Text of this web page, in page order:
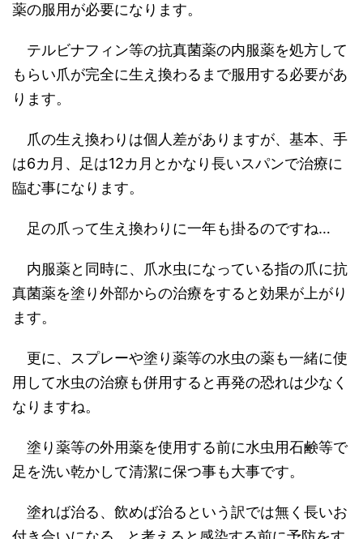
薬の服用が必要になります。
テルビナフィン等の抗真菌薬の内服薬を処方して
もらい爪が完全に生え換わるまで服用する必要があ
ります。
爪の生え換わりは個人差がありますが、基本、手
は6カ月、足は12カ月とかなり長いスパンで治療に
臨む事になります。
足の爪って生え換わりに一年も掛るのですね…
内服薬と同時に、爪水虫になっている指の爪に抗
真菌薬を塗り外部からの治療をすると効果が上がり
ます。
更に、スプレーや塗り薬等の水虫の薬も一緒に使
用して水虫の治療も併用すると再発の恐れは少なく
なりますね。
塗り薬等の外用薬を使用する前に水虫用石鹸等で
足を洗い乾かして清潔に保つ事も大事です。
塗れば治る、飲めば治るという訳では無く長いお